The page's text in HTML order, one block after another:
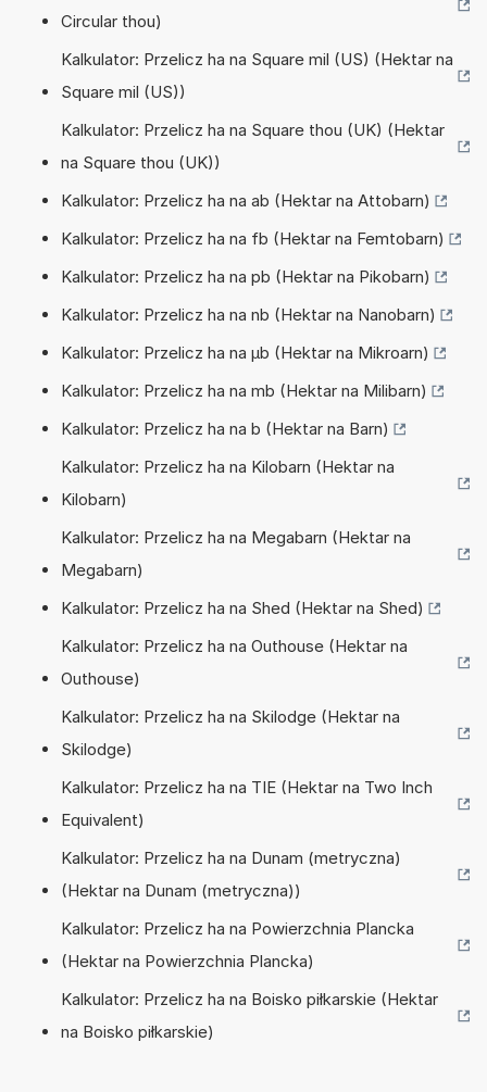
Circular thou)
Kalkulator: Przelicz ha na Square mil (US) (Hektar na
Square mil (US))
Kalkulator: Przelicz ha na Square thou (UK) (Hektar
na Square thou (UK))
Kalkulator: Przelicz ha na ab (Hektar na Attobarn)
Kalkulator: Przelicz ha na fb (Hektar na Femtobarn)
Kalkulator: Przelicz ha na pb (Hektar na Pikobarn)
Kalkulator: Przelicz ha na nb (Hektar na Nanobarn)
Kalkulator: Przelicz ha na µb (Hektar na Mikroarn)
Kalkulator: Przelicz ha na mb (Hektar na Milibarn)
Kalkulator: Przelicz ha na b (Hektar na Barn)
Kalkulator: Przelicz ha na Kilobarn (Hektar na
Kilobarn)
Kalkulator: Przelicz ha na Megabarn (Hektar na
Megabarn)
Kalkulator: Przelicz ha na Shed (Hektar na Shed)
Kalkulator: Przelicz ha na Outhouse (Hektar na
Outhouse)
Kalkulator: Przelicz ha na Skilodge (Hektar na
Skilodge)
Kalkulator: Przelicz ha na TIE (Hektar na Two Inch
Equivalent)
Kalkulator: Przelicz ha na Dunam (metryczna)
(Hektar na Dunam (metryczna))
Kalkulator: Przelicz ha na Powierzchnia Plancka
(Hektar na Powierzchnia Plancka)
Kalkulator: Przelicz ha na Boisko piłkarskie (Hektar
na Boisko piłkarskie)